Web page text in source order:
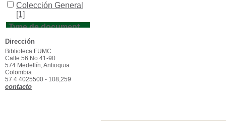
Colección General
[1]
Type de document
texto impreso
Dirección
Biblioteca FUMC
Calle 56 No.41-90
574 Medellín, Antioquia
Colombia
57 4 4025500 - 108,259
contacto